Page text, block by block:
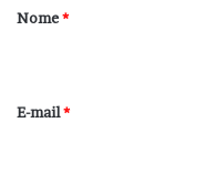
r
*
Nome*
E-mail*